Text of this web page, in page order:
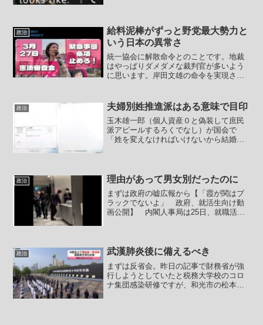
フラ...
政治
給料泥棒がずっと野党最大勢力と
いう日本の異常さ
統一協会に解散命令とのことです。地裁
はやっぱりダメダメな裁判官が多いよう
に思います。岸田文雄の命令を実現させ
して最高裁でひっくり返るでしょう。こ
れをやらせた岸田文雄は歴...
政治 夫婦別姓推進派はある意味で目印
玉木雄一郎（個人資産０と偽装して庶民
派アピールするろくでなし）が国会で
「姓を変えなければいけないから結婚で
反応していてワイドショーじ...
政治 理由があって男女別だったのに
まずは政府の嘘広報から【「霞が関はブ
ラックでないよ」 政府、就活生向け動
画公開】 内閣人事局は25日、就職活動
実際に省庁で働く人た...
政治 武漢肺炎後に備えるべき
まずは反省会。昨日の記事で財務省が強
行しようとしていたと税務大学校のコロ
ナ集団感染研修ですが、和光市の松本市